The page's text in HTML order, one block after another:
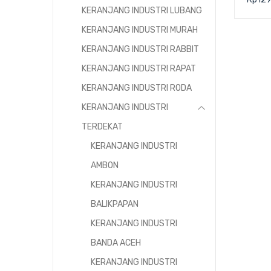
KERANJANG INDUSTRI LUBANG
KERANJANG INDUSTRI MURAH
KERANJANG INDUSTRI RABBIT
KERANJANG INDUSTRI RAPAT
KERANJANG INDUSTRI RODA
KERANJANG INDUSTRI
TERDEKAT
KERANJANG INDUSTRI
AMBON
KERANJANG INDUSTRI
BALIKPAPAN
KERANJANG INDUSTRI
BANDA ACEH
KERANJANG INDUSTRI